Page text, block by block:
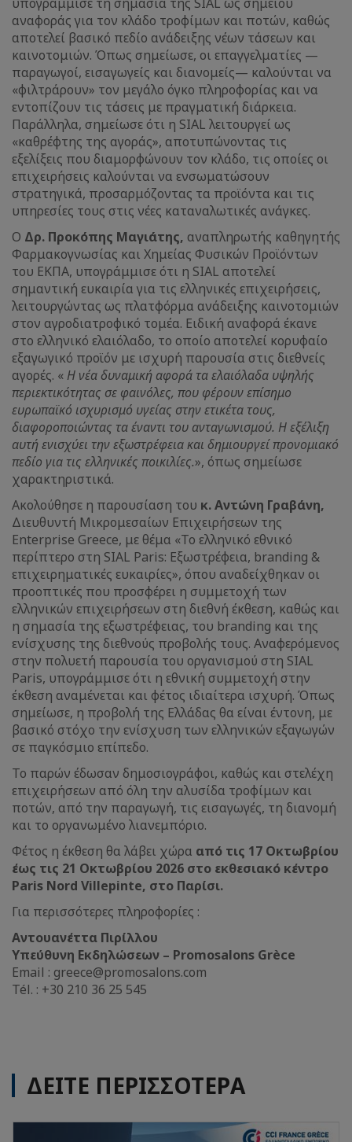
αναφοράς για τον κλάδο τροφίμων και ποτών, καθώς
αποτελεί βασικό πεδίο ανάδειξης νέων τάσεων και
καινοτομιών. Όπως σημείωσε, οι επαγγελματίες —
παραγωγοί, εισαγωγείς και διανομείς— καλούνται να
«φιλτράρουν» τον μεγάλο όγκο πληροφορίας και να
εντοπίζουν τις τάσεις με πραγματική διάρκεια.
Παράλληλα, σημείωσε ότι η SIAL λειτουργεί ως
«καθρέφτης της αγοράς», αποτυπώνοντας τις
εξελίξεις που διαμορφώνουν τον κλάδο, τις οποίες οι
επιχειρήσεις καλούνται να ενσωματώσουν
στρατηγικά, προσαρμόζοντας τα προϊόντα και τις
υπηρεσίες τους στις νέες καταναλωτικές ανάγκες.
Ο Δρ. Προκόπης Μαγιάτης, αναπληρωτής καθηγητής
Φαρμακογνωσίας και Χημείας Φυσικών Προϊόντων
του ΕΚΠΑ, υπογράμμισε ότι η SIAL αποτελεί
σημαντική ευκαιρία για τις ελληνικές επιχειρήσεις,
λειτουργώντας ως πλατφόρμα ανάδειξης καινοτομιών
στον αγροδιατροφικό τομέα. Ειδική αναφορά έκανε
στο ελληνικό ελαιόλαδο, το οποίο αποτελεί κορυφαίο
εξαγωγικό προϊόν με ισχυρή παρουσία στις διεθνείς
αγορές. « Η νέα δυναμική αφορά τα ελαιόλαδα υψηλής
περιεκτικότητας σε φαινόλες, που φέρουν επίσημο
ευρωπαϊκό ισχυρισμό υγείας στην ετικέτα τους,
διαφοροποιώντας τα έναντι του ανταγωνισμού. Η εξέλιξη
αυτή ενισχύει την εξωστρέφεια και δημιουργεί προνομιακό
πεδίο για τις ελληνικές ποικιλίες.», όπως σημείωσε
χαρακτηριστικά.
Ακολούθησε η παρουσίαση του κ. Αντώνη Γραβάνη,
Διευθυντή Μικρομεσαίων Επιχειρήσεων της
Enterprise Greece, με θέμα «Το ελληνικό εθνικό
περίπτερο στη SIAL Paris: Εξωστρέφεια, branding &
επιχειρηματικές ευκαιρίες», όπου αναδείχθηκαν οι
προοπτικές που προσφέρει η συμμετοχή των
ελληνικών επιχειρήσεων στη διεθνή έκθεση, καθώς και
η σημασία της εξωστρέφειας, του branding και της
ενίσχυσης της διεθνούς προβολής τους. Αναφερόμενος
στην πολυετή παρουσία του οργανισμού στη SIAL
Paris, υπογράμμισε ότι η εθνική συμμετοχή στην
έκθεση αναμένεται και φέτος ιδιαίτερα ισχυρή. Όπως
σημείωσε, η προβολή της Ελλάδας θα είναι έντονη, με
βασικό στόχο την ενίσχυση των ελληνικών εξαγωγών
σε παγκόσμιο επίπεδο.
Το παρών έδωσαν δημοσιογράφοι, καθώς και στελέχη
επιχειρήσεων από όλη την αλυσίδα τροφίμων και
ποτών, από την παραγωγή, τις εισαγωγές, τη διανομή
και το οργανωμένο λιανεμπόριο.
Φέτος η έκθεση θα λάβει χώρα από τις 17 Οκτωβρίου
έως τις 21 Οκτωβρίου 2026 στο εκθεσιακό κέντρο
Paris Nord Villepinte, στο Παρίσι.
Για περισσότερες πληροφορίες :
Αντουανέττα Πιρίλλου
Υπεύθυνη Εκδηλώσεων – Promosalons Grèce
Email : greece@promosalons.com
Tél. : +30 210 36 25 545
ΔΕΙΤΕ ΠΕΡΙΣΣΟΤΕΡΑ